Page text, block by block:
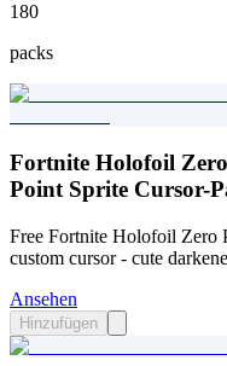
180
packs
Fortnite Holofoil
Point Sprite Cursor-
Free Fortnite Holofoil Zero
custom cursor - cute
Ansehen
Hinzufügen